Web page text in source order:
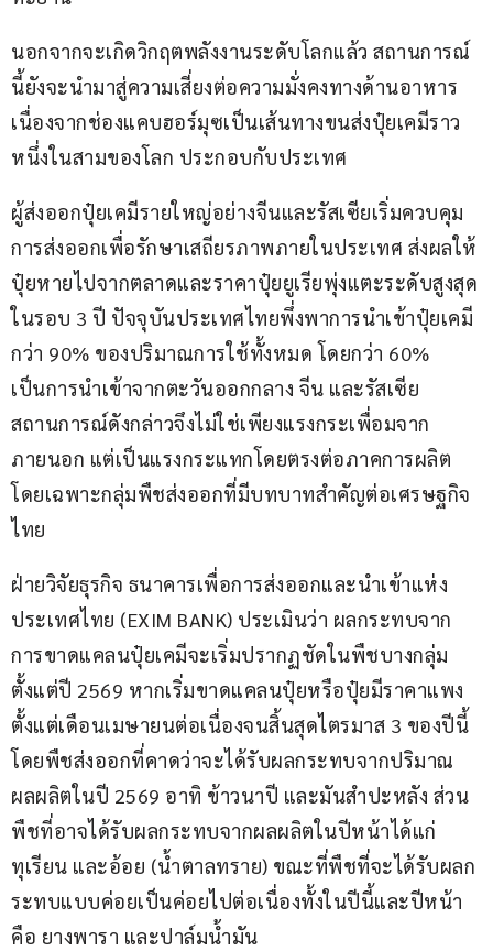
นอกจากจะเกิดวิกฤตพลังงานระดับโลกแล้ว สถานการณ์
นี้ยังจะนำมาสู่ความเสี่ยงต่อความมั่งคงทางด้านอาหาร
เนื่องจากช่องแคบฮอร์มุซเป็นเส้นทางขนส่งปุ๋ยเคมีราว
หนึ่งในสามของโลก ประกอบกับประเทศ
ผู้ส่งออกปุ๋ยเคมีรายใหญ่อย่างจีนและรัสเซียเริ่มควบคุม
การส่งออกเพื่อรักษาเสถียรภาพภายในประเทศ ส่งผลให้
ปุ๋ยหายไปจากตลาดและราคาปุ๋ยยูเรียพุ่งแตะระดับสูงสุด
ในรอบ 3 ปี ปัจจุบันประเทศไทยพึ่งพาการนำเข้าปุ๋ยเคมี
กว่า 90% ของปริมาณการใช้ทั้งหมด โดยกว่า 60%
เป็นการนำเข้าจากตะวันออกกลาง จีน และรัสเซีย
สถานการณ์ดังกล่าวจึงไม่ใช่เพียงแรงกระเพื่อมจาก
ภายนอก แต่เป็นแรงกระแทกโดยตรงต่อภาคการผลิต
โดยเฉพาะกลุ่มพืชส่งออกที่มีบทบาทสำคัญต่อเศรษฐกิจ
ไทย
ฝ่ายวิจัยธุรกิจ ธนาคารเพื่อการส่งออกและนำเข้าแห่ง
ประเทศไทย (EXIM BANK) ประเมินว่า ผลกระทบจาก
การขาดแคลนปุ๋ยเคมีจะเริ่มปรากฏชัดในพืชบางกลุ่ม
ตั้งแต่ปี 2569 หากเริ่มขาดแคลนปุ๋ยหรือปุ๋ยมีราคาแพง
ตั้งแต่เดือนเมษายนต่อเนื่องจนสิ้นสุดไตรมาส 3 ของปีนี้
โดยพืชส่งออกที่คาดว่าจะได้รับผลกระทบจากปริมาณ
ผลผลิตในปี 2569 อาทิ ข้าวนาปี และมันสำปะหลัง ส่วน
พืชที่อาจได้รับผลกระทบจากผลผลิตในปีหน้าได้แก่
ทุเรียน และอ้อย (น้ำตาลทราย) ขณะที่พืชที่จะได้รับผลก
ระทบแบบค่อยเป็นค่อยไปต่อเนื่องทั้งในปีนี้และปีหน้า
คือ ยางพารา และปาล์มน้ำมัน